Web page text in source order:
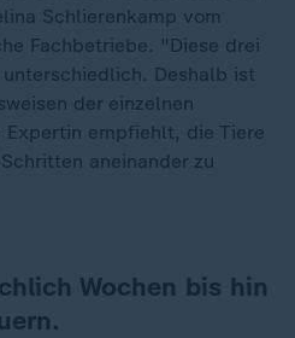
Schlierenkamp vom
Fachbetriebe. "Diese drei
Deshalb ist
der einzelnen
Expertin empfiehlt, die Tiere
aneinander zu
Wochen bis hin